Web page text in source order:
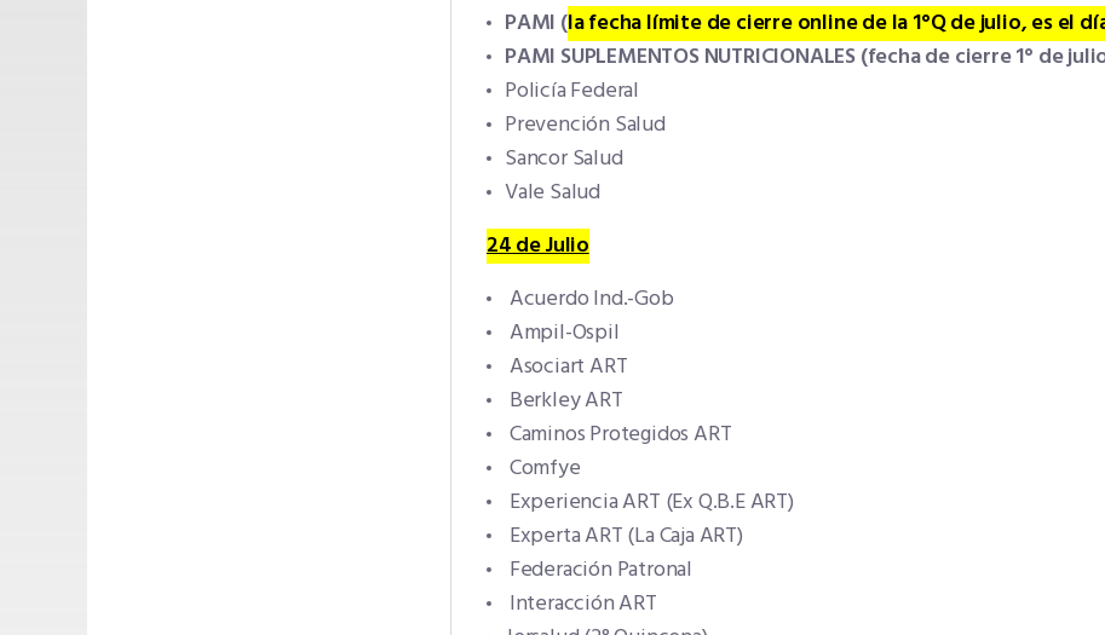
PAMI (la fecha límite de cierre online de la 1°Q de julio, es el
PAMI SUPLEMENTOS NUTRICIONALES (fecha de cierre 1° de
Policía Federal
Prevención Salud
Sancor Salud
Vale Salud
24 de Julio
Acuerdo Ind.-Gob
Ampil-Ospil
Asociart ART
Berkley ART
Caminos Protegidos ART
Comfye
Experiencia ART (Ex Q.B.E ART)
Experta ART (La Caja ART)
Federación Patronal
Interacción ART